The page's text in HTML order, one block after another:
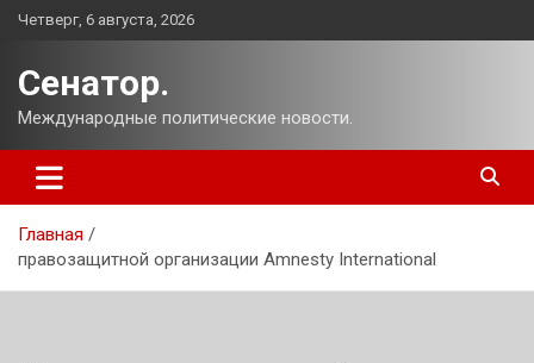
Перейти
Четверг, 6 августа, 2026
Сенатор.
Международные политические новости.
Главная
правозащитной организации Amnesty International